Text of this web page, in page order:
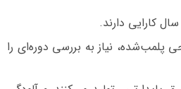
پلمب‌شده، نیاز به بررسی دوره‌ای را